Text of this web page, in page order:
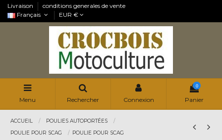
Livraison
conditions generales de vente
Français
EUR €
Menu Rechercher Connexion
0
Panier
ACCUEIL
POULIES AUTOPORTÉES
POULIE POUR SCAG
POULIE POUR SCAG